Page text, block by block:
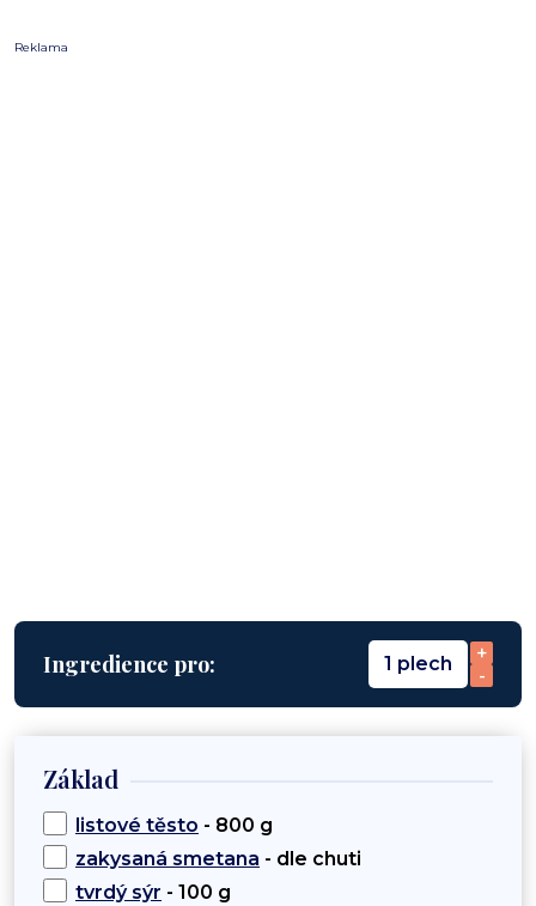
Reklama
Ingredience pro: 1 plech
+
-
Základ
listové těsto - 800 g
zakysaná smetana - dle chuti
tvrdý sýr - 100 g